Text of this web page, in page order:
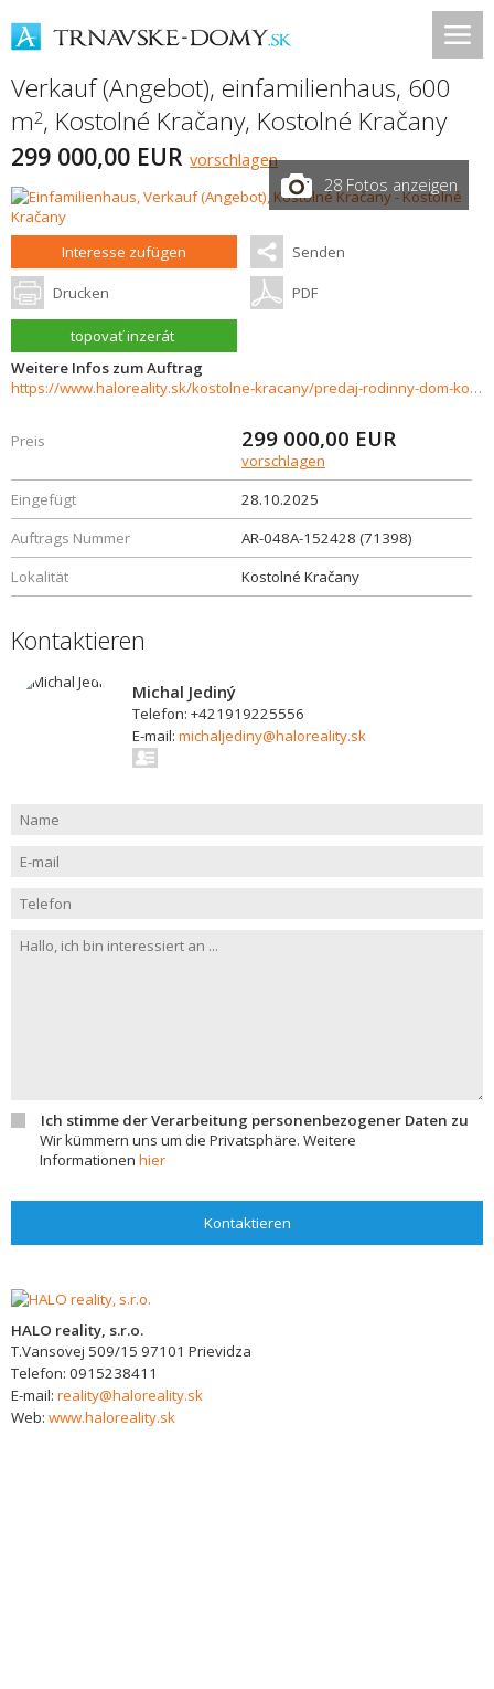
Verkauf (Angebot), einfamilienhaus, 600
m2, Kostolné Kračany, Kostolné Kračany
299 000,00 EUR vorschlagen
28 Fotos anzeigen
Interesse zufügen Senden
Drucken PDF
topovať inzerát
Weitere Infos zum Auftrag
https://www.haloreality.sk/kostolne-kracany/predaj-rodinny-dom-kostolne-kracany---znizena-cena---exkluzivne-halo-reality/71398
Preis 299 000,00 EUR
vorschlagen
Eingefügt
28.10.2025
Auftrags Nummer
AR-048A-152428 (71398)
Lokalität
Kostolné Kračany
Kontaktieren
Michal Jediný
Telefon: +421919225556
E-mail: michaljediny@haloreality.sk
Ich stimme der Verarbeitung personenbezogener Daten zu
Wir kümmern uns um die Privatsphäre. Weitere
Informationen hier
Kontaktieren
HALO reality, s.r.o.
T.Vansovej 509/15 97101 Prievidza
Telefon: 0915238411
E-mail: reality@haloreality.sk
Web: www.haloreality.sk